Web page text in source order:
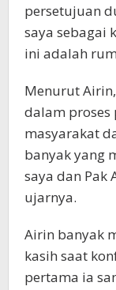
persetujuan
saya sebagai
ini adalah
Menurut
dalam proses
masyarakat
banyak yang
saya dan Pak
ujarnya.
Airin banyak
kasih saat
pertama ia